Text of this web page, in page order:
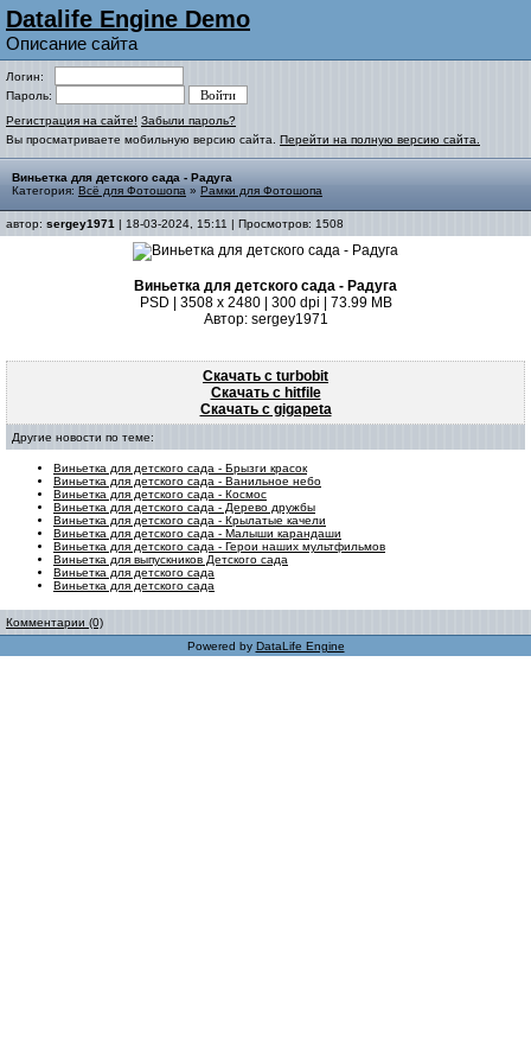
Datalife Engine Demo
Описание сайта
Логин:
Пароль:
Регистрация на сайте! Забыли пароль?
Вы просматриваете мобильную версию сайта. Перейти на полную версию сайта.
Виньетка для детского сада - Радуга
Категория: Всё для Фотошопа » Рамки для Фотошопа
автор: sergey1971 | 18-03-2024, 15:11 | Просмотров: 1508
Виньетка для детского сада - Радуга
PSD | 3508 x 2480 | 300 dpi | 73.99 MB
Автор: sergey1971
Скачать с turbobit
Скачать с hitfile
Скачать с gigapeta
Другие новости по теме:
Виньетка для детского сада - Брызги красок
Виньетка для детского сада - Ванильное небо
Виньетка для детского сада - Космос
Виньетка для детского сада - Дерево дружбы
Виньетка для детского сада - Крылатые качели
Виньетка для детского сада - Малыши карандаши
Виньетка для детского сада - Герои наших мультфильмов
Виньетка для выпускников Детского сада
Виньетка для детского сада
Виньетка для детского сада
Комментарии (0)
Powered by DataLife Engine